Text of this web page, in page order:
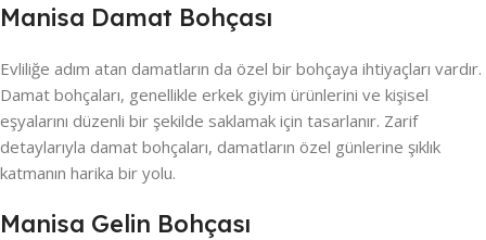
Manisa Damat Bohçası
Evliliğe adım atan damatların da özel bir bohçaya ihtiyaçları vardır.
Damat bohçaları, genellikle erkek giyim ürünlerini ve kişisel
eşyalarını düzenli bir şekilde saklamak için tasarlanır. Zarif
detaylarıyla damat bohçaları, damatların özel günlerine şıklık
katmanın harika bir yolu.
Manisa Gelin Bohçası